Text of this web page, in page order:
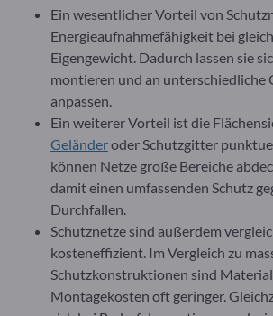
Ein wesentlicher Vorteil von
Energieaufnahmefähigkeit bei
Eigengewicht. Dadurch lassen sie
montieren und an unterschiedliche
anpassen.
Ein weiterer Vorteil ist die
Geländeroder Schutzgitter
können Netze große Bereiche
damit einen umfassenden Schutz
Durchfallen.
Schutznetze sind außerdem
kosteneffizient. Im Vergleich zu
Schutzkonstruktionen sind
Montagekosten oft geringer.